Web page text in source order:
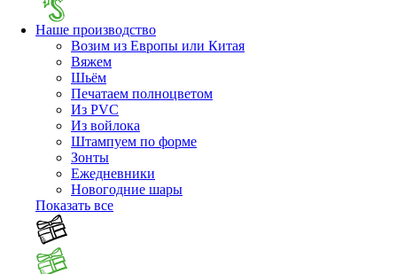
Наше производство
Возим из Европы или Китая
Вяжем
Шьём
Печатаем полноцветом
Из PVC
Из войлока
Штампуем по форме
Зонты
Ежедневники
Новогодние шары
Показать все